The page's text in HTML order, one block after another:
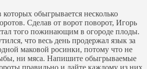
обыгрывается несколько
Сделав от ворот поворот, Игорь
того пожинающим в огороде плоды.
что весь день продержал язык за
маковой росинки, потому что не
ни мяса. Напишите обыгрываемые